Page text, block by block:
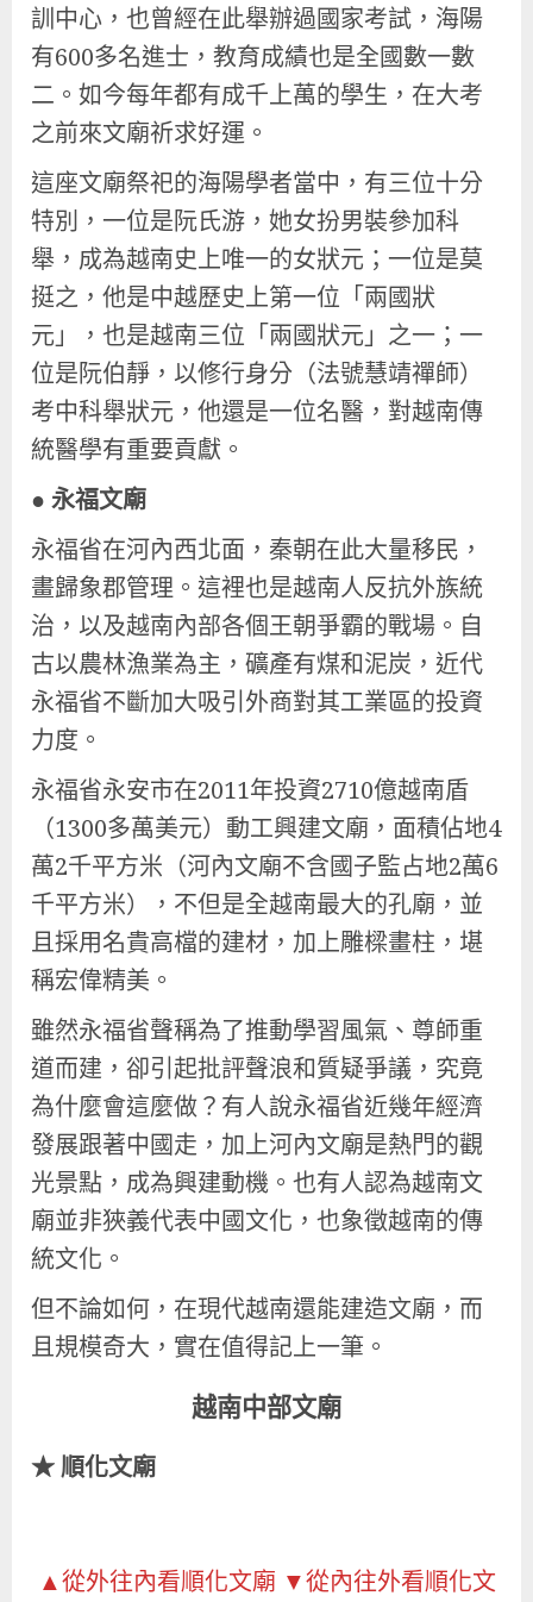
訓中心，也曾經在此舉辦過國家考試，海陽
有600多名進士，教育成績也是全國數一數
二。如今每年都有成千上萬的學生，在大考
之前來文廟祈求好運。
這座文廟祭祀的海陽學者當中，有三位十分
特別，一位是阮氏游，她女扮男裝參加科
舉，成為越南史上唯一的女狀元；一位是莫
挺之，他是中越歷史上第一位「兩國狀
元」，也是越南三位「兩國狀元」之一；一
位是阮伯靜，以修行身分（法號慧靖禪師）
考中科舉狀元，他還是一位名醫，對越南傳
統醫學有重要貢獻。
● 永福文廟
永福省在河內西北面，秦朝在此大量移民，
畫歸象郡管理。這裡也是越南人反抗外族統
治，以及越南內部各個王朝爭霸的戰場。自
古以農林漁業為主，礦產有煤和泥炭，近代
永福省不斷加大吸引外商對其工業區的投資
力度。
永福省永安市在2011年投資2710億越南盾
（1300多萬美元）動工興建文廟，面積佔地4
萬2千平方米（河內文廟不含國子監占地2萬6
千平方米），不但是全越南最大的孔廟，並
且採用名貴高檔的建材，加上雕樑畫柱，堪
稱宏偉精美。
雖然永福省聲稱為了推動學習風氣、尊師重
道而建，卻引起批評聲浪和質疑爭議，究竟
為什麼會這麼做？有人說永福省近幾年經濟
發展跟著中國走，加上河內文廟是熱門的觀
光景點，成為興建動機。也有人認為越南文
廟並非狹義代表中國文化，也象徵越南的傳
統文化。
但不論如何，在現代越南還能建造文廟，而
且規模奇大，實在值得記上一筆。
越南中部文廟
★順化文廟
▲從外往內看順化文廟 ▼從內往外看順化文